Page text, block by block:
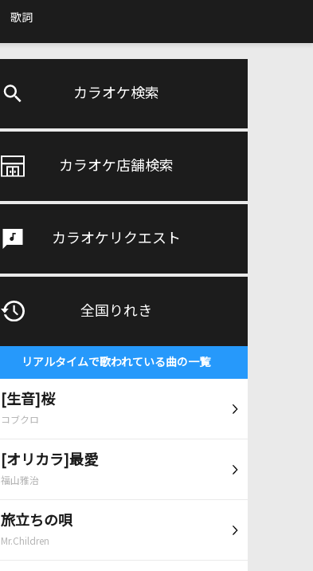
歌詞
カラオケ検索
カラオケ店舗検索
カラオケリクエスト
全国りれき
リアルタイムで歌われている曲の一覧
[生音]桜
コブクロ
[オリカラ]最愛
福山雅治
旅立ちの唄
Mr.Children